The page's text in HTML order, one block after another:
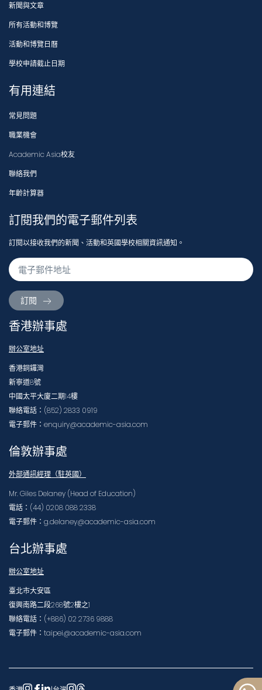
新聞與文章
所有活動和博覽
活動和博覽日曆
學校申請截止日期
有用連結
常見問題
職業機會
Academic Asia校友
聯絡我們
年齡計算器
訂閱我們的電子郵件列表
訂閱以接收我們的新聞、活動和英國學校相關資訊通知。
訂閱
香港辦事處
辦公室地址
香港銅鑼灣
新寧道8號
中國太平大廈二期14樓
聯絡電話：(852) 2833 0919
電子郵件：enquiry@academic-asia.com
倫敦辦事處
外部通訊經理（駐英國）
Mr. Giles Delaney (Head of Education)
電話：(44) 0208 088 2338
電子郵件：g.delaney@academic-asia.com
台北辦事處
辦公室地址
臺北市大安區
復興南路二段268號2樓之1
聯絡電話：(+886) 02 2736 9888
電子郵件：taipei@academic-asia.com